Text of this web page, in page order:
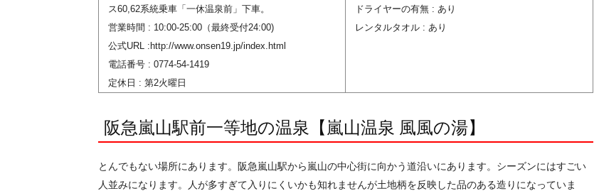
ス60,62系統乗車「一休温泉前」下車。
営業時間 : 10:00-25:00（最終受付24:00)
公式URL :http://www.onsen19.jp/index.html
電話番号 : 0774-54-1419
定休日 : 第2火曜日
ドライヤーの有無 : あり
レンタルタオル : あり
阪急嵐山駅前一等地の温泉【嵐山温泉 風風の湯】
とんでもない場所にあります。阪急嵐山駅から嵐山の中心街に向かう道沿いにあります。シーズンにはすごい
人並みになります。人が多すぎて入りにくいかも知れませんが土地柄を反映した品のある造りになっていま